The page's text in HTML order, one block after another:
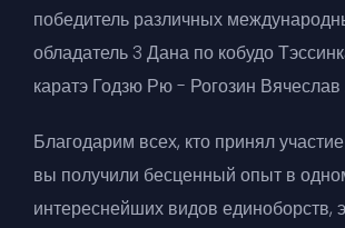
победитель различных
обладатель 3 Дана по кобудо
каратэ Годзю Рю - Рогозин Вячеслав
Благодарим всех, кто принял
вы получили бесценный опыт в
интереснейших видов единоборств,